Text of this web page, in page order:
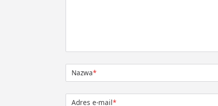
Nazwa*
Adres e-mail*